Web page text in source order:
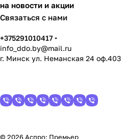
на новости и акции
Связаться с нами
+375291010417
info_ddo.by@mail.ru
г. Минск ул. Неманская 24 оф.403
© 2026 Аспро: Премьер